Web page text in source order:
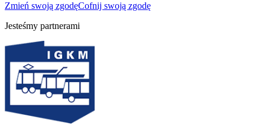
Zmień swoją zgodęCofnij swoją zgodę
Jesteśmy partnerami